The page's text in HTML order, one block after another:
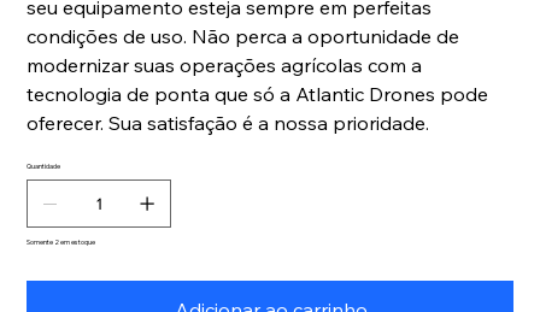
seu equipamento esteja sempre em perfeitas
condições de uso. Não perca a oportunidade de
modernizar suas operações agrícolas com a
tecnologia de ponta que só a Atlantic Drones pode
oferecer. Sua satisfação é a nossa prioridade.
Quantidade
Somente 2 em estoque